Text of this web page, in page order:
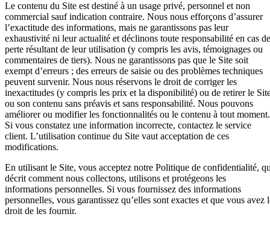
Le contenu du Site est destiné à un usage privé, personnel et non
commercial sauf indication contraire. Nous nous efforçons d’assurer
l’exactitude des informations, mais ne garantissons pas leur
exhaustivité ni leur actualité et déclinons toute responsabilité en cas de
perte résultant de leur utilisation (y compris les avis, témoignages ou
commentaires de tiers). Nous ne garantissons pas que le Site soit
exempt d’erreurs ; des erreurs de saisie ou des problèmes techniques
peuvent survenir. Nous nous réservons le droit de corriger les
inexactitudes (y compris les prix et la disponibilité) ou de retirer le
ou son contenu sans préavis et sans responsabilité. Nous pouvons
améliorer ou modifier les fonctionnalités ou le contenu à tout moment.
Si vous constatez une information incorrecte, contactez le service
client. L’utilisation continue du Site vaut acceptation de ces
modifications.
En utilisant le Site, vous acceptez notre Politique de confidentialité,
décrit comment nous collectons, utilisons et protégeons les
informations personnelles. Si vous fournissez des informations
personnelles, vous garantissez qu’elles sont exactes et que vous avez
droit de les fournir.